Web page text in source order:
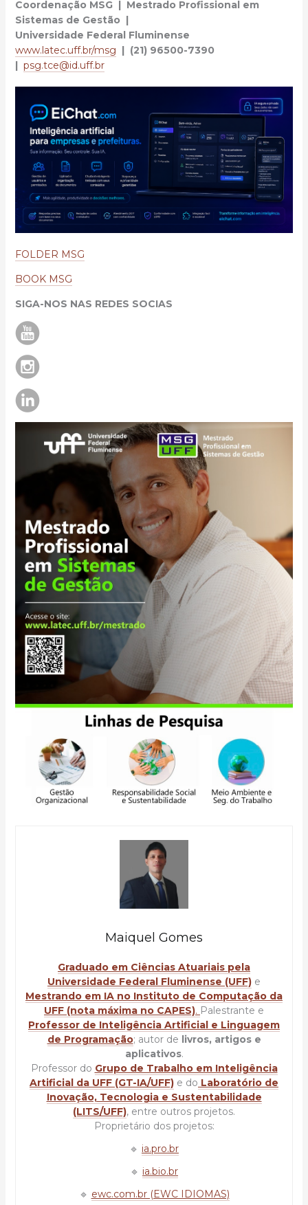
Coordenação MSG | Mestrado Profissional em
Sistemas de Gestão |
Universidade Federal Fluminense
www.latec.uff.br/msg | (21) 96500-7390
| psg.tce@id.uff.br
FOLDER MSG
BOOK MSG
SIGA-NOS NAS REDES SOCIAS
Maiquel Gomes
Graduado em Ciências Atuariais pela
Universidade Federal Fluminense (UFF) e
Mestrando em IA no Instituto de Computação da
UFF (nota máxima no CAPES). Palestrante e
Professor de Inteligência Artificial e Linguagem
de Programação; autor de livros, artigos e
aplicativos.
Professor do Grupo de Trabalho em Inteligência
Artificial da UFF (GT-IA/UFF) e do Laboratório de
Inovação, Tecnologia e Sustentabilidade
(LITS/UFF), entre outros projetos.
Proprietário dos projetos:
🔹 ia.pro.br
🔹 ia.bio.br
🔹 ewc.com.br (EWC IDIOMAS)